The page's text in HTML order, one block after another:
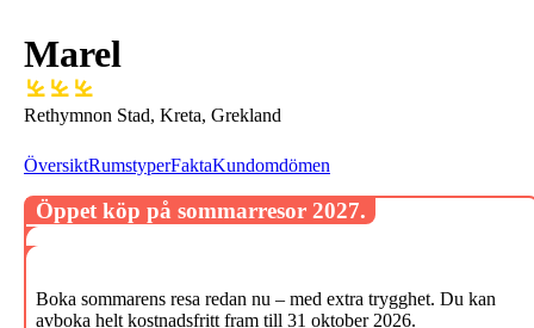
Marel
Rethymnon Stad, Kreta, Grekland
ÖversiktRumstyperFaktaKundomdömen
Öppet köp på sommarresor 2027.
Boka sommarens resa redan nu – med extra trygghet. Du kan
avboka helt kostnadsfritt fram till 31 oktober 2026.